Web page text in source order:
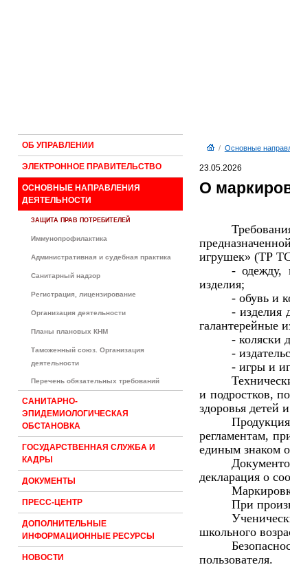
ОБ УПРАВЛЕНИИ
ЭЛЕКТРОННОЕ ПРАВИТЕЛЬСТВО
ОСНОВНЫЕ НАПРАВЛЕНИЯ
ДЕЯТЕЛЬНОСТИ
ЗАЩИТА ПРАВ ПОТРЕБИТЕЛЕЙ
Иммунопрофилактика
Административная и судебная практика
Санитарный надзор
Регистрация, лицензирование
Организация деятельности
Планы плановых КНМ
Таможенный союз. Организация
деятельности
Перечень обязательных требований
САНИТАРНО-
ЭПИДЕМИОЛОГИЧЕСКАЯ
ОБСТАНОВКА
ГОСУДАРСТВЕННАЯ СЛУЖБА И
КАДРЫ
ДОКУМЕНТЫ
ПРЕСС-ЦЕНТР
ДОПОЛНИТЕЛЬНЫЕ
ИНФОРМАЦИОННЫЕ РЕСУРСЫ
НОВОСТИ
/ Основные
23.05.2026
О
игрушек» (ТР ТС
- одежду,
изделия;
- обувь и
- изделия
галантерейные
- коляски
-
- игры и
и подростков,
здоровья детей
регламентам,
единым знаком
декларация о
При
школьного
пользователя.